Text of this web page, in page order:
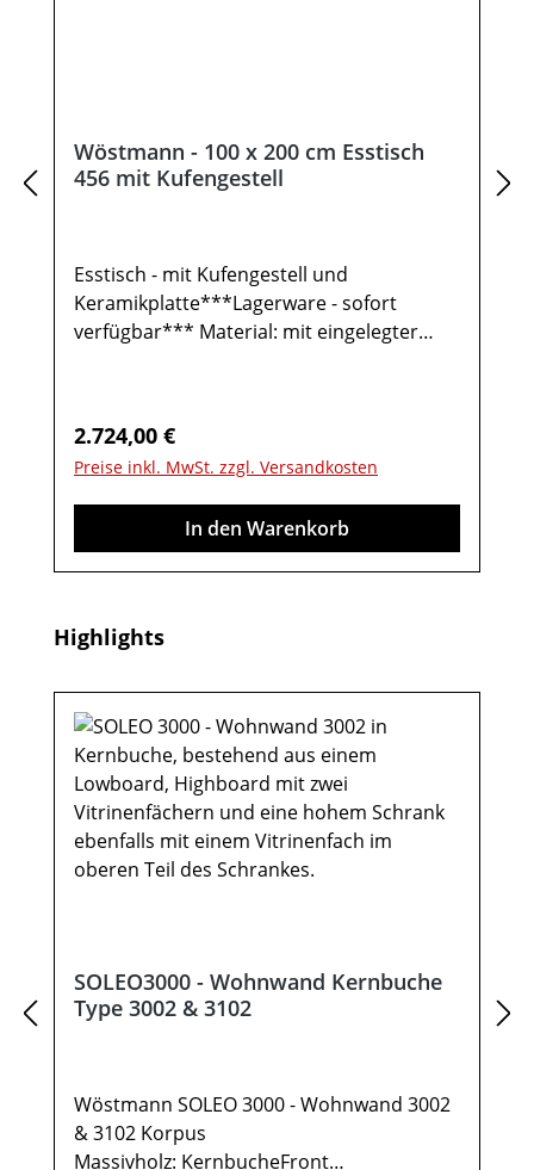
Wöstmann - 100 x 200 cm Esstisch
456 mit Kufengestell
Esstisch - mit Kufengestell und
Keramikplatte***Lagerware - sofort
verfügbar*** Material: mit eingelegter
MetallkufenGesamtmaß in cm: B 100 / H 77
/ T 200 Esstisch Type 456:Tischplatte in
Wildeiche massiv, Natur-Effekt-
LackTischplattenstärke: 6,0 cm Lichte
Höhe: 70 cm Tisch Höhe: unten 76
Montageanleitung unter "Verfügbare
Deko oder andere Beimöbel sind nicht
enthalten. Abbildung kann abweichen.
Möbel sind teils vormontiert (Restmontage
erforderlich). Beschlags - und
Montagezubehör inklusive.
Regulärer Preis:
2.724,00 €
Preise inkl. MwSt. zzgl. Versandkosten
In den Warenkorb
Produktgalerie überspringen
Highlights
SOLEO3000 - Wohnwand Kernbuche
Type 3002 & 3102
Wöstmann SOLEO 3000 - Wohnwand 3002
& 3102 Korpus
Massivholz: KernbucheFront